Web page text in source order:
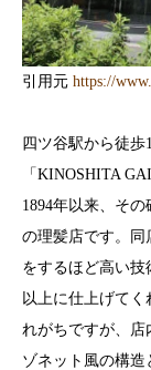
引用元 https://
四ツ谷駅から徒
「KINOSHITA
1894年以来、そ
の理髪店です。同
をするほど高い
以上に仕上げて
れがちですが、店
ゾネット風の構